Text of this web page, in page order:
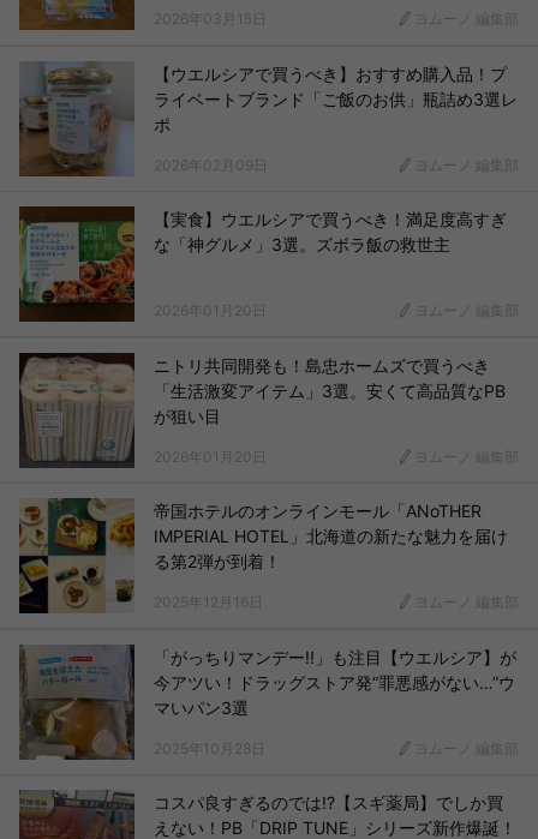
2026年03月15日 ヨムーノ 編集部
【ウエルシアで買うべき】おすすめ購入品！プ
ライベートブランド「ご飯のお供」瓶詰め3選レ
ポ
2026年02月09日 ヨムーノ 編集部
【実食】ウエルシアで買うべき！満足度高すぎ
な「神グルメ」3選。ズボラ飯の救世主
2026年01月20日 ヨムーノ 編集部
ニトリ共同開発も！島忠ホームズで買うべき
「生活激変アイテム」3選。安くて高品質なPB
が狙い目
2026年01月20日 ヨムーノ 編集部
帝国ホテルのオンラインモール「ANoTHER
IMPERIAL HOTEL」北海道の新たな魅力を届け
る第2弾が到着！
2025年12月16日 ヨムーノ 編集部
「がっちりマンデー!!」も注目【ウエルシア】が
今アツい！ドラッグストア発“罪悪感がない…”ウ
マいパン3選
2025年10月28日 ヨムーノ 編集部
コスパ良すぎるのでは!?【スギ薬局】でしか買
えない！PB「DRIP TUNE」シリーズ新作爆誕！